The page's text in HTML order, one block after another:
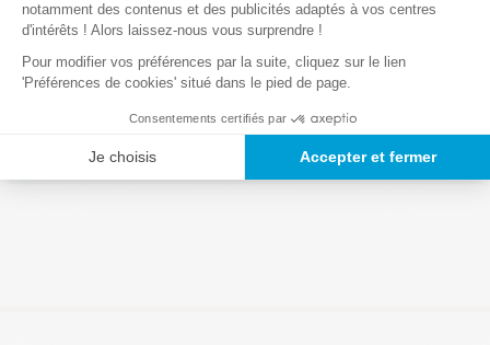
Veuillez vous connecter pour écrire un avis.
Le plus récent
notamment des contenus et des publicités adaptés à vos centres
d'intérêts ! Alors laissez-nous vous surprendre !
Pour modifier vos préférences par la suite, cliquez sur le lien
'Préférences de cookies' situé dans le pied de page.
Consentements certifiés par
Je choisis Accepter et fermer